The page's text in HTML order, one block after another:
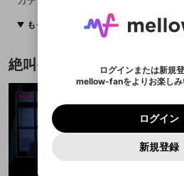
し、通された
れた何者かの
て…。通夜がまだ
にそう言うと
おばあさん。
と、奥から
と、顔面蒼
攣るばかりの
を振り上げて
くる！ 「えへへ。えへへへ…！！」 果たし
て彼らは全
ひろと（ESPOIR TRIBE -エスポワー
そこは、1ヶ月のうちに住人6名が立
いう、怪事件が起きる不気味なアパー
真相を確かめるべく、配信を始めな
演者たち。
一転、優しそうなお婆さんに温かく
もっとみる
絶叫生配信の動画
ライブ配信中に休憩するときに
を表示することができます。
ユーザーの視聴環境によって
ができない場合があります。
詳しくはこちら
アプリで快適に
ば、通知をもれなく受け取れます
インストール
または
Google
Yahoo!
Appleでサイン
次にお進みください。
または
Google
Yahoo!
Appleでサイ
ログイン
パスワードを忘れた方はこちら
アカウントをお持ちですか？ア
ログインまたは新規
mellow-fanをよりお楽しみ
ログイン
新規登録
登録したメールアドレスを入力
再設定する
入力していただいた
スに、パスワード再
のでご確認ください
OK
お住まいの地域
ご登録いただいた情報はサー
として使用いたします。
一部サービスをご利用いただ
登録が必要です。
メイン及びcs.openrec.co.jpド
定に含まれていないかご確認く
入力
セッションの有効期
わいせつな表現
著作権の侵害
なりすまし行為
報告された問題については、利用
どうかをスタッフが確認します。
用することは、利用規約違反にな
詳しくはこちら
Discordアカウントをお
Discordアカウントを作
Discordは第三者が提供するコミュニ
mellow-fanとは関わりがありません
問い合わせにはお答えすることがで
様変更により、限定コミュニティ特